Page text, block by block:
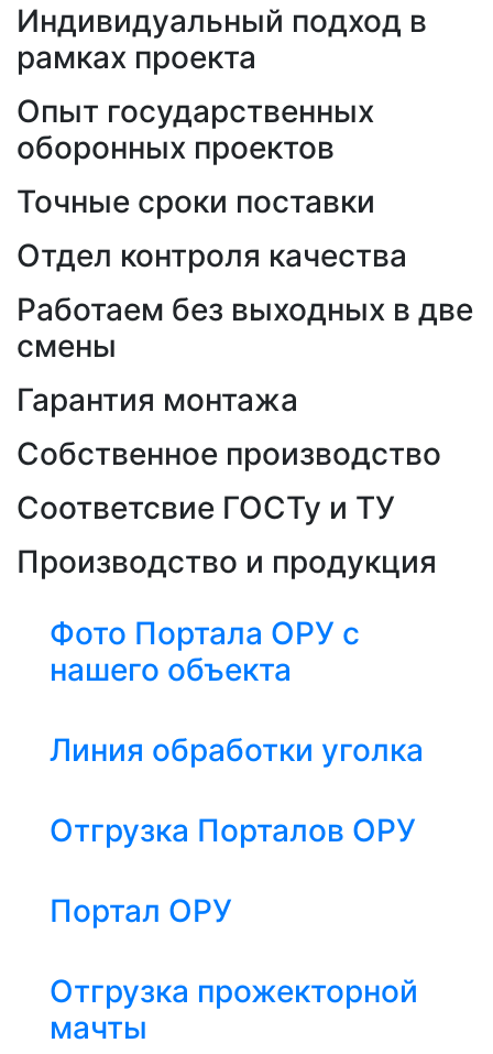
Индивидуальный подход в
рамках проекта
Опыт государственных
оборонных проектов
Точные сроки поставки
Отдел контроля качества
Работаем без выходных в две
смены
Гарантия монтажа
Собственное производство
Соответсвие ГОСТу и ТУ
Производство и продукция
Фото Портала ОРУ с
нашего объекта
Линия обработки уголка
Отгрузка Порталов ОРУ
Портал ОРУ
Отгрузка прожекторной
мачты